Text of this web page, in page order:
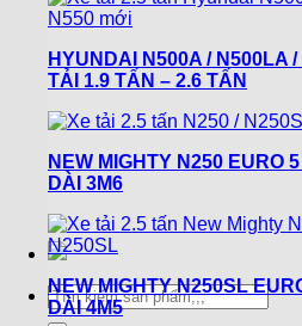
Tìm
kiếm:
HYUNDAI N500A / N500LA
TẢI 1.9 TẤN – 2.6 TẤN
NEW MIGHTY N250 EURO
DÀI 3M6
NEW MIGHTY N250SL
DÀI 4M5